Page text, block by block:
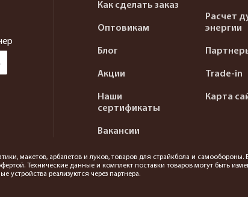
Как сделать заказ
Оптовикам
Блог
Акции
Наши
сертификаты
Вакансии
Расчет
энергии
Trade-in
Карта
макетов, арбалетов и луков, товаров для страйкбола и
Технические данные и комплект поставки товаров могут быть
устройства реализуются через партнера.